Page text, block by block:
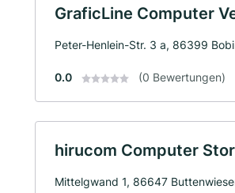
GraficLine Computer
Peter-Henlein-Str. 3 a, 86399
0.0 (0 Bewertungen)
hirucom Computer
Mittelgwand 1, 86647